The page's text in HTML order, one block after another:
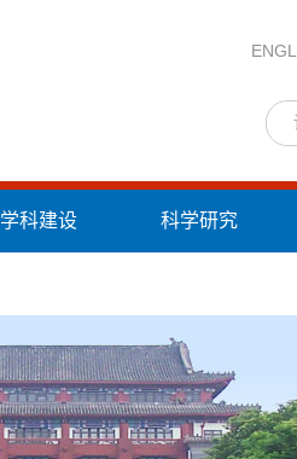
学科建设 科学研究